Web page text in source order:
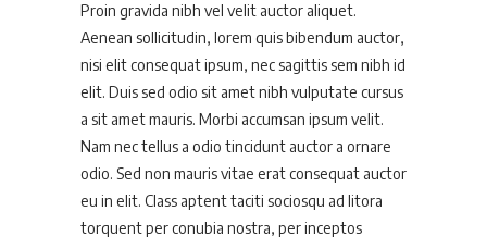
Proin gravida nibh vel velit auctor aliquet.
Aenean sollicitudin, lorem quis bibendum auctor,
nisi elit consequat ipsum, nec sagittis sem nibh id
elit. Duis sed odio sit amet nibh vulputate cursus
a sit amet mauris. Morbi accumsan ipsum velit.
Nam nec tellus a odio tincidunt auctor a ornare
odio. Sed non mauris vitae erat consequat auctor
eu in elit. Class aptent taciti sociosqu ad litora
torquent per conubia nostra, per inceptos